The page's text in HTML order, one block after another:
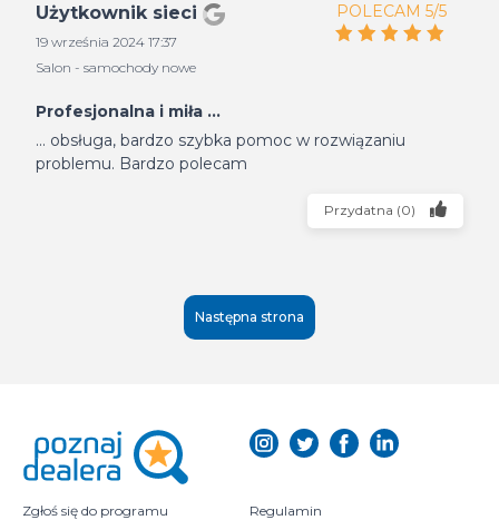
Użytkownik sieci
19 września 2024 17:37
Salon - samochody nowe
POLECAM 5/5
Profesjonalna i miła ...
... obsługa, bardzo szybka pomoc w rozwiązaniu
problemu. Bardzo polecam
Przydatna (0)
Następna strona
Zgłoś się do programu Regulamin